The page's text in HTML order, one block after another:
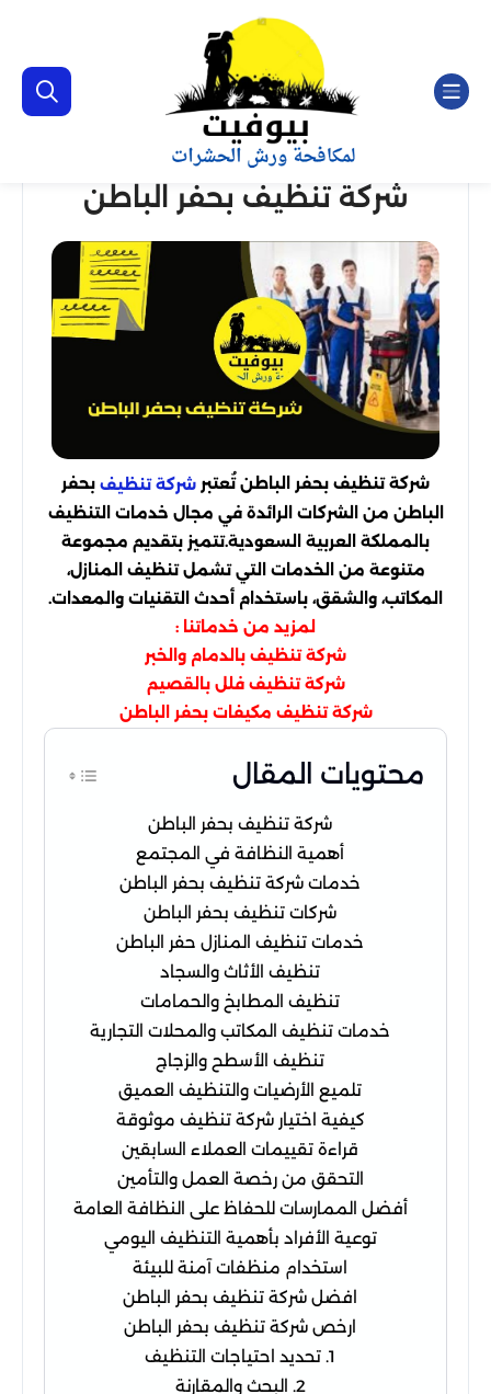
شركة تنظيف بحفر الباطن
شركة تنظيف بحفر الباطن تُعتبر شركة تنظيف بحفر
الباطن من الشركات الرائدة في مجال خدمات التنظيف
بالمملكة العربية السعودية.تتميز بتقديم مجموعة
متنوعة من الخدمات التي تشمل تنظيف المنازل،
المكاتب، والشقق، باستخدام أحدث التقنيات والمعدات.
لمزيد من خدماتنا :
شركة تنظيف بالدمام والخبر
شركة تنظيف فلل بالقصيم
شركة تنظيف مكيفات بحفر الباطن
محتويات المقال
شركة تنظيف بحفر الباطن
أهمية النظافة في المجتمع
خدمات شركة تنظيف بحفر الباطن
شركات تنظيف بحفر الباطن
خدمات تنظيف المنازل حفر الباطن
تنظيف الأثاث والسجاد
تنظيف المطابخ والحمامات
خدمات تنظيف المكاتب والمحلات التجارية
تنظيف الأسطح والزجاج
تلميع الأرضيات والتنظيف العميق
كيفية اختيار شركة تنظيف موثوقة
قراءة تقييمات العملاء السابقين
التحقق من رخصة العمل والتأمين
أفضل الممارسات للحفاظ على النظافة العامة
توعية الأفراد بأهمية التنظيف اليومي
استخدام منظفات آمنة للبيئة
افضل شركة تنظيف بحفر الباطن
ارخص شركة تنظيف بحفر الباطن
1. تحديد احتياجات التنظيف
2. البحث والمقارنة